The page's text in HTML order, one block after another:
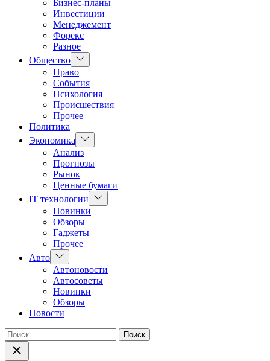
Бизнес-планы
Инвестиции
Менеджемент
Форекс
Разное
Общество Показать
подменю
Право
События
Психология
Происшествия
Прочее
Политика
Экономика
Показать
подменю
Анализ
Прогнозы
Рынок
Ценные бумаги
IT технологии
Показать
подменю
Новинки
Обзоры
Гаджеты
Прочее
Авто Показать
подменю
Автоновости
Автосоветы
Новинки
Обзоры
Новости
Найти:
Закрыть
поиск